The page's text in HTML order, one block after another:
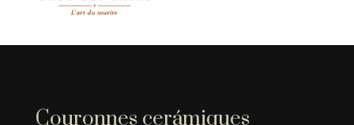
Couronnes cerámiques